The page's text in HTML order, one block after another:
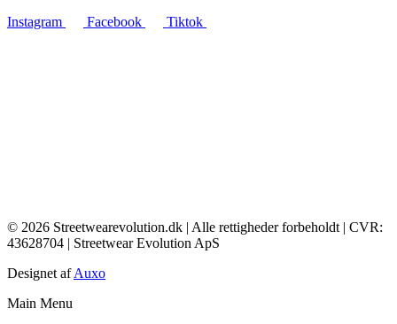
Instagram
Facebook Tiktok
© 2026 Streetwearevolution.dk | Alle rettigheder forbeholdt | CVR:
43628704 | Streetwear Evolution ApS
Designet afAuxo
Main Menu